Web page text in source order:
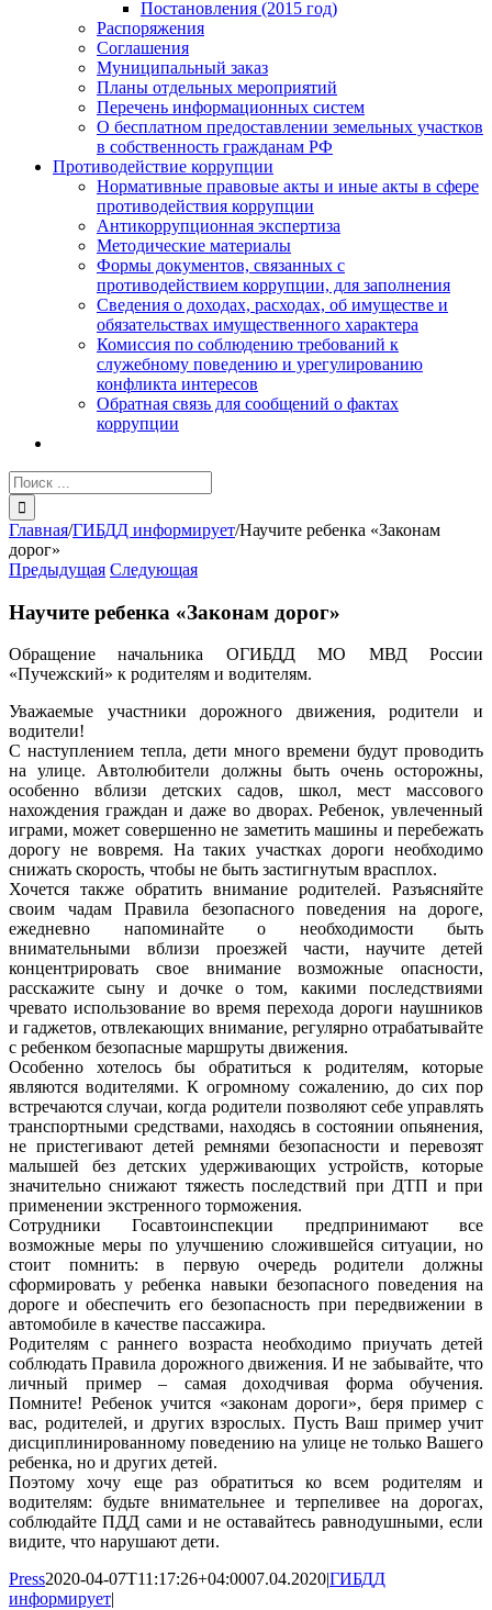
Постановления (2015 год)
Распоряжения
Соглашения
Муниципальный заказ
Планы отдельных мероприятий
Перечень информационных систем
О бесплатном предоставлении земельных участков
в собственность гражданам РФ
Противодействие коррупции
Нормативные правовые акты и иные акты в сфере
противодействия коррупции
Антикоррупционная экспертиза
Методические материалы
Формы документов, связанных с
противодействием коррупции, для заполнения
Сведения о доходах, расходах, об имуществе и
обязательствах имущественного характера
Комиссия по соблюдению требований к
служебному поведению и урегулированию
конфликта интересов
Обратная связь для сообщений о фактах
коррупции
Результат
поиска:
Главная/ГИБДД информирует/Научите ребенка «Законам
дорог»
Предыдущая Следующая
Научите ребенка «Законам дорог»
Обращение начальника ОГИБДД МО МВД России
«Пучежский» к родителям и водителям.
Уважаемые участники дорожного движения, родители и
водители!
С наступлением тепла, дети много времени будут проводить
на улице. Автолюбители должны быть очень осторожны,
особенно вблизи детских садов, школ, мест массового
нахождения граждан и даже во дворах. Ребенок, увлеченный
играми, может совершенно не заметить машины и перебежать
дорогу не вовремя. На таких участках дороги необходимо
снижать скорость, чтобы не быть застигнутым врасплох.
Хочется также обратить внимание родителей. Разъясняйте
своим чадам Правила безопасного поведения на дороге,
ежедневно напоминайте о необходимости быть
внимательными вблизи проезжей части, научите детей
концентрировать свое внимание возможные опасности,
расскажите сыну и дочке о том, какими последствиями
чревато использование во время перехода дороги наушников
и гаджетов, отвлекающих внимание, регулярно отрабатывайте
с ребенком безопасные маршруты движения.
Особенно хотелось бы обратиться к родителям, которые
являются водителями. К огромному сожалению, до сих пор
встречаются случаи, когда родители позволяют себе управлять
транспортными средствами, находясь в состоянии опьянения,
не пристегивают детей ремнями безопасности и перевозят
малышей без детских удерживающих устройств, которые
значительно снижают тяжесть последствий при ДТП и при
применении экстренного торможения.
Сотрудники Госавтоинспекции предпринимают все
возможные меры по улучшению сложившейся ситуации, но
стоит помнить: в первую очередь родители должны
сформировать у ребенка навыки безопасного поведения на
дороге и обеспечить его безопасность при передвижении в
автомобиле в качестве пассажира.
Родителям с раннего возраста необходимо приучать детей
соблюдать Правила дорожного движения. И не забывайте, что
личный пример – самая доходчивая форма обучения.
Помните! Ребенок учится «законам дороги», беря пример с
вас, родителей, и других взрослых. Пусть Ваш пример учит
дисциплинированному поведению на улице не только Вашего
ребенка, но и других детей.
Поэтому хочу еще раз обратиться ко всем родителям и
водителям: будьте внимательнее и терпеливее на дорогах,
соблюдайте ПДД сами и не оставайтесь равнодушными, если
видите, что нарушают дети.
Press2020-04-07T11:17:26+04:0007.04.2020|ГИБДД
информирует|